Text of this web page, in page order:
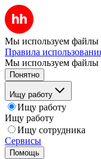
Мы используем файлы
Правила
Мы используем файлы
Понятно
Ищу работу
Ищу работу
Ищу работу
Ищу сотрудника
Сервисы
Помощь